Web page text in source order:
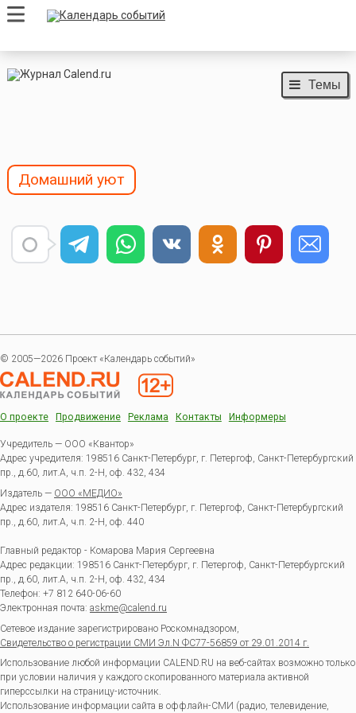
Темы
Домашний уют
© 2005—2026 Проект «Календарь событий»
О проекте Продвижение Реклама Контакты Информеры
Учредитель — ООО «Квантор»
Адрес учредителя: 198516 Санкт-Петербург, г. Петергоф, Санкт-Петербургский
пр., д.60, лит.А, ч.п. 2-Н, оф. 432, 434
Издатель — ООО «МЕДИО»
Адрес издателя: 198516 Санкт-Петербург, г. Петергоф, Санкт-Петербургский
пр., д.60, лит.А, ч.п. 2-Н, оф. 440
Главный редактор - Комарова Мария Сергеевна
Адрес редакции: 198516 Санкт-Петербург, г. Петергоф, Санкт-Петербургский
пр., д.60, лит.А, ч.п. 2-Н, оф. 432, 434
Телефон: +7 812 640-06-60
Электронная почта: askme@calend.ru
Сетевое издание зарегистрировано Роскомнадзором,
Свидетельство о регистрации СМИ Эл.N ФС77-56859 от 29.01.2014 г.
Использование любой информации CALEND.RU на веб-сайтах возможно только
при условии наличия у каждого скопированного материала активной
гиперссылки на страницу-источник.
Использование информации сайта в оффлайн-СМИ (радио, телевидение,